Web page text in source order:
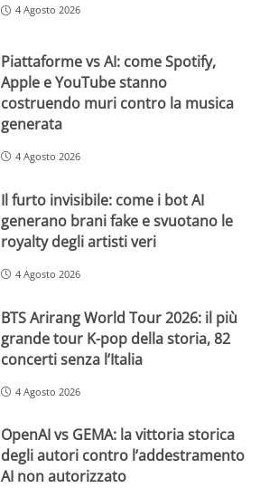
4 Agosto 2026
Piattaforme vs AI: come Spotify,
Apple e YouTube stanno
costruendo muri contro la musica
generata
4 Agosto 2026
Il furto invisibile: come i bot AI
generano brani fake e svuotano le
royalty degli artisti veri
4 Agosto 2026
BTS Arirang World Tour 2026: il più
grande tour K-pop della storia, 82
concerti senza l’Italia
4 Agosto 2026
OpenAI vs GEMA: la vittoria storica
degli autori contro l’addestramento
AI non autorizzato